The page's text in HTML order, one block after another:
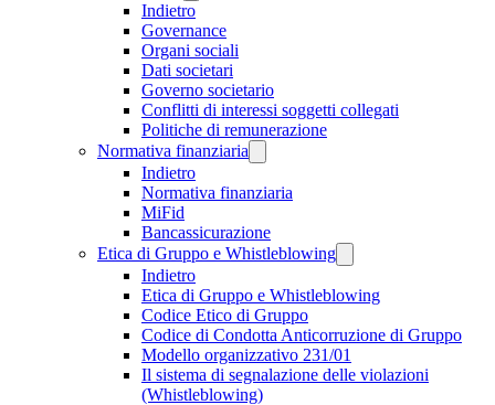
Indietro
Governance
Organi sociali
Dati societari
Governo societario
Conflitti di interessi soggetti collegati
Politiche di remunerazione
Normativa finanziaria
Indietro
Normativa finanziaria
MiFid
Bancassicurazione
Etica di Gruppo e Whistleblowing
Indietro
Etica di Gruppo e Whistleblowing
Codice Etico di Gruppo
Codice di Condotta Anticorruzione di Gruppo
Modello organizzativo 231/01
Il sistema di segnalazione delle violazioni
(Whistleblowing)